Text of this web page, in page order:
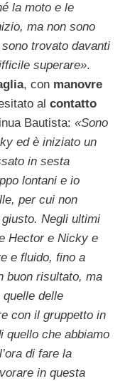
la moto e le
ma non sono
trovato davanti
superare».
, con manovre
al contatto
Bautista: «Sono
ed è iniziato un
in sesta
lontani e io
per cui non
Negli ultimi
Hector e Nicky e
e fluido, fino a
buon risultato, ma
delle
con il gruppetto in
quello che abbiamo
di fare la
in questa